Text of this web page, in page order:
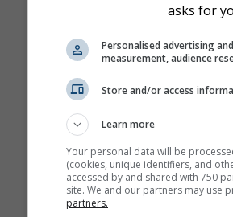
asks for
Personalised advertising
measurement, audience
Store and/or access
Learn more
Your personal data will be
(cookies, unique identifiers, and
accessed by and shared with 750
site. We and our partners may use
partners.